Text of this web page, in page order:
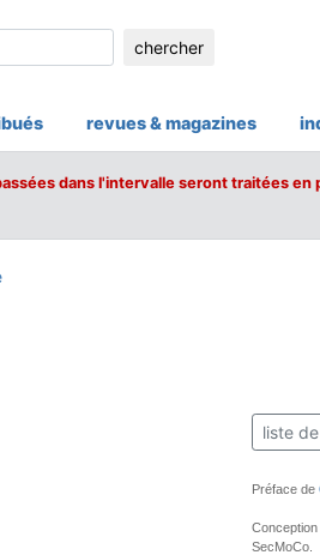
chercher
revues & magazines
dans l'intervalle seront traitées
liste
Préface de
SecMoCo.